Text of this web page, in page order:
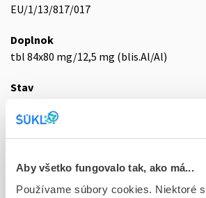
Aby všetko fungovalo tak, ako má...
Používame súbory cookies. Niektoré
EU/1/13/817/017
Doplnok
tbl 84x80 mg/12,5 mg (blis.Al/Al)
Stav
Typ registračnej procedúry
Držiteľ, krajina